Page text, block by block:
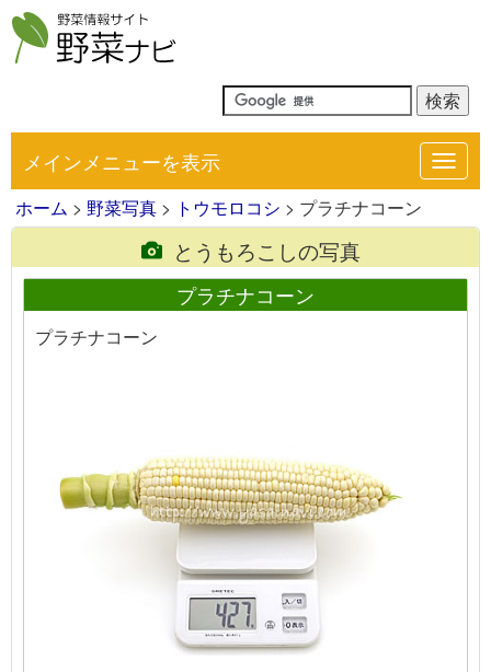
メインメニューを表示
ホーム > 野菜写真 > トウモロコシ > プラチナコーン
とうもろこしの写真
プラチナコーン
プラチナコーン